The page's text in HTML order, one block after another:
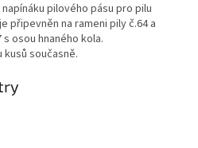
pilového pásu pro pilu
připevněn na rameni pily č.64 a
osou hnaného kola.
současně.